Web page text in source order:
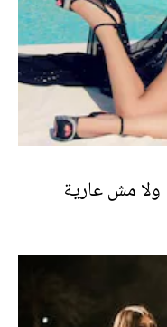
مش عارية